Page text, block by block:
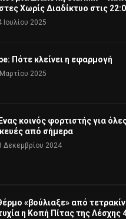
Χωρίς Διαδίκτυο στις
Ιουλίου 2025
Πότε κλείνει η εφαρμογή
2025
κοινός φορτιστής για
από σήμερα
Δεκεμβρίου 2024
«βούλιαξε» από
η Κοπή Πίτας της Λέσχης